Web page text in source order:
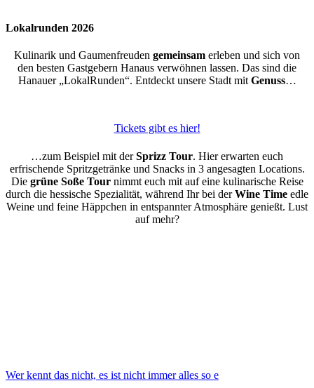
Lokalrunden 2026
Kulinarik und Gaumenfreuden gemeinsam erleben und sich von
den besten Gastgebern Hanaus verwöhnen lassen. Das sind die
Hanauer „LokalRunden“. Entdeckt unsere Stadt mitGenuss…
Tickets gibt es hier!
…zum Beispiel mit derSprizz Tour. Hier erwarten euch
erfrischende Spritzgetränke und Snacks in 3 angesagten Locations.
Die grüne Soße Tournimmt euch mit auf eine kulinarische Reise
durch die hessische Spezialität, während Ihr bei derWine Time edle
Weine und feine Häppchen in entspannter Atmosphäre genießt. Lust
auf mehr?
Wer kennt das nicht, es ist nicht immer alles so e